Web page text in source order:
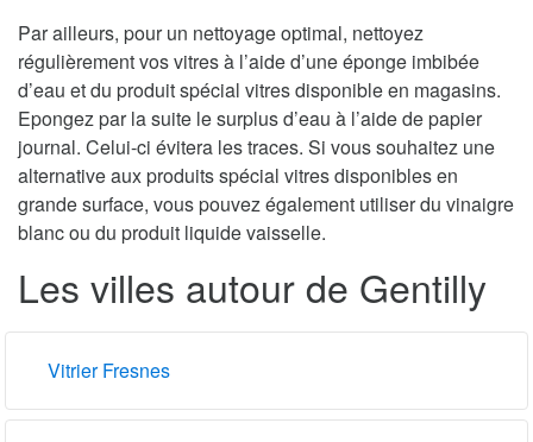
Par ailleurs, pour un nettoyage optimal, nettoyez
régulièrement vos vitres à l’aide d’une éponge imbibée
d’eau et du produit spécial vitres disponible en magasins.
Epongez par la suite le surplus d’eau à l’aide de papier
journal. Celui-ci évitera les traces. Si vous souhaitez une
alternative aux produits spécial vitres disponibles en
grande surface, vous pouvez également utiliser du vinaigre
blanc ou du produit liquide vaisselle.
Les villes autour de Gentilly
Vitrier Fresnes